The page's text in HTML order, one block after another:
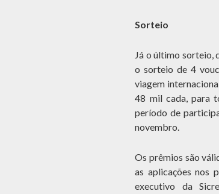
Sorteio
Já o último sorteio,
o sorteio de 4
viagem
48 mil cada, para
período de
novembro.
Os prêmios são
as aplicações nos
executivo da